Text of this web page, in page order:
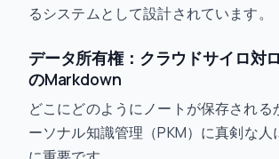
るシステムとして設計されています。
データ所有権：クラウドサイロ対
のMarkdown
どこにどのようにノートが保存される
ーソナル知識管理（PKM）に真剣な人